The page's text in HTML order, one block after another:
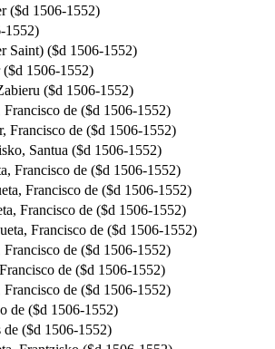
($d 1506-1552)
1552)
Saint) ($d 1506-1552)
($d 1506-1552)
($d 1506-1552)
Francisco de ($d 1506-1552)
Francisco de ($d 1506-1552)
Santua ($d 1506-1552)
Francisco de ($d 1506-1552)
Francisco de ($d 1506-1552)
Francisco de ($d 1506-1552)
Francisco de ($d 1506-1552)
Francisco de ($d 1506-1552)
de ($d 1506-1552)
Francisco de ($d 1506-1552)
de ($d 1506-1552)
de ($d 1506-1552)